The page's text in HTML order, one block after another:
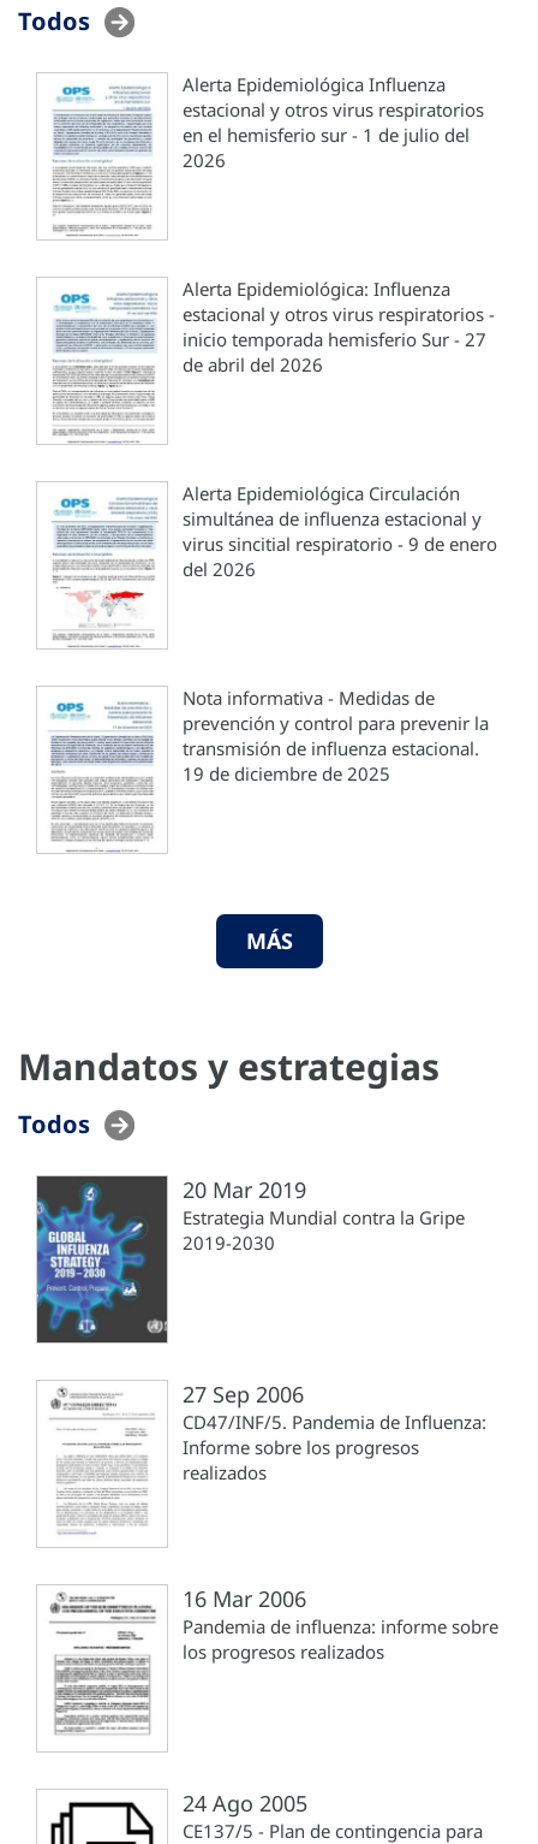
Todos
Alerta Epidemiológica Influenza
estacional y otros virus respiratorios
en el hemisferio sur - 1 de julio del
2026
Alerta Epidemiológica: Influenza
estacional y otros virus respiratorios -
inicio temporada hemisferio Sur - 27
de abril del 2026
Alerta Epidemiológica Circulación
simultánea de influenza estacional y
virus sincitial respiratorio - 9 de enero
del 2026
Nota informativa - Medidas de
prevención y control para prevenir la
transmisión de influenza estacional.
19 de diciembre de 2025
MÁS
Mandatos y estrategias
Todos
20 Mar 2019
Estrategia Mundial contra la Gripe
2019-2030
27 Sep 2006
CD47/INF/5. Pandemia de Influenza:
Informe sobre los progresos
realizados
16 Mar 2006
Pandemia de influenza: informe sobre
los progresos realizados
24 Ago 2005
CE137/5 - Plan de contingencia para